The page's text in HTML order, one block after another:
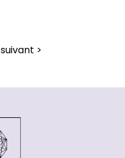
suivant >